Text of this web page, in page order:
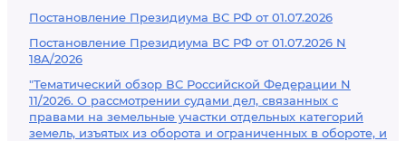
Постановление Президиума ВС РФ от 01.07.2026
Постановление Президиума ВС РФ от 01.07.2026 N
18А/2026
"Тематический обзор ВС Российской Федерации N
11/2026. О рассмотрении судами дел, связанных с
правами на земельные участки отдельных категорий
земель, изъятых из оборота и ограниченных в обороте, и